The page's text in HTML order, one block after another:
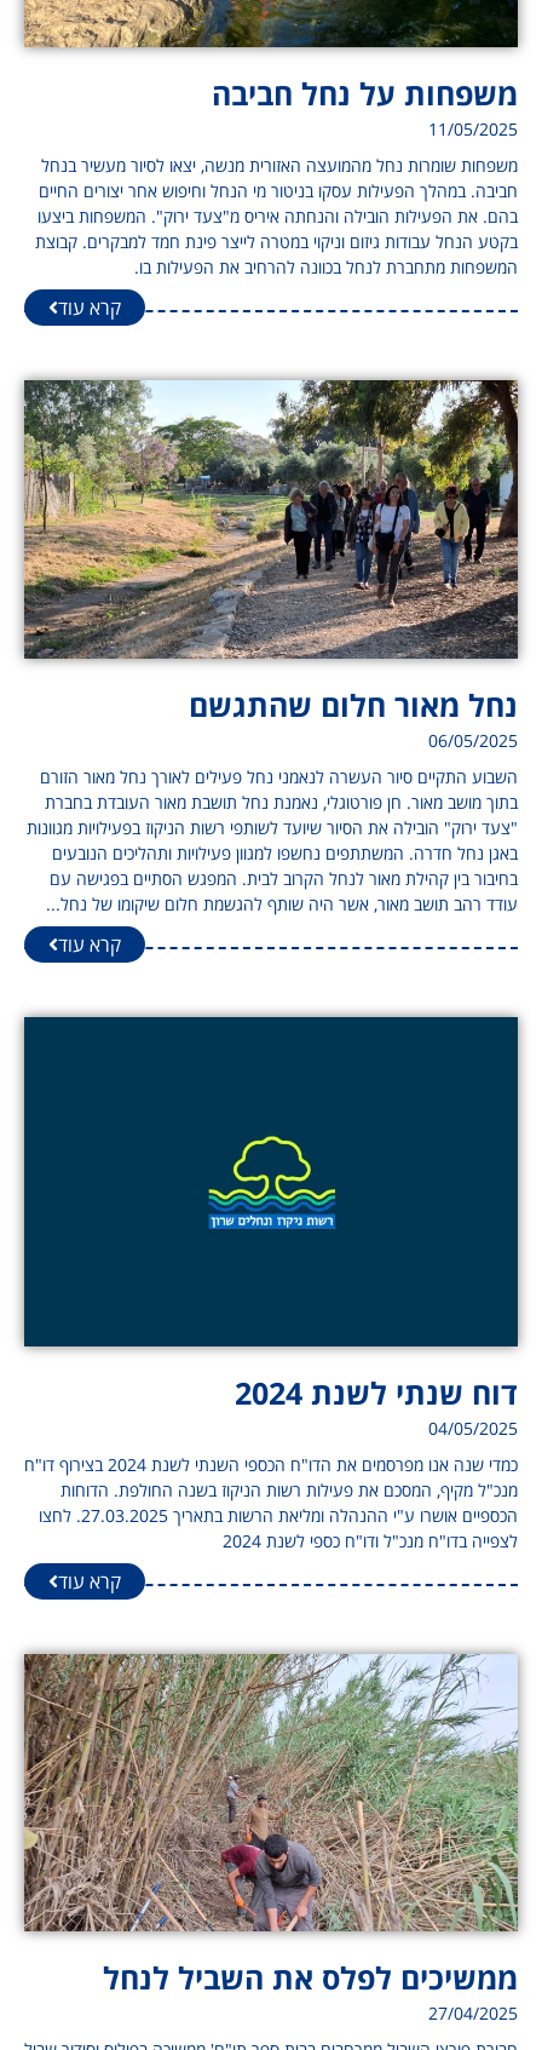
משפחות על נחל חביבה
11/05/2025
משפחות שומרות נחל מהמועצה האזורית מנשה, יצאו לסיור מעשיר בנחל
חביבה. במהלך הפעילות עסקו בניטור מי הנחל וחיפוש אחר יצורים החיים
בהם. את הפעילות הובילה והנחתה איריס מ"צעד ירוק". המשפחות ביצעו
בקטע הנחל עבודות גיזום וניקוי במטרה לייצר פינת חמד למבקרים. קבוצת
המשפחות מתחברת לנחל בכוונה להרחיב את הפעילות בו.
קרא עוד
נחל מאור חלום שהתגשם
06/05/2025
השבוע התקיים סיור העשרה לנאמני נחל פעילים לאורך נחל מאור הזורם
בתוך מושב מאור. חן פורטוגלי, נאמנת נחל תושבת מאור העובדת בחברת
"צעד ירוק" הובילה את הסיור שיועד לשותפי רשות הניקוז בפעילויות מגוונות
באגן נחל חדרה. המשתתפים נחשפו למגוון פעילויות ותהליכים הנובעים
בחיבור בין קהילת מאור לנחל הקרוב לבית. המפגש הסתיים בפגישה עם
עודד רהב תושב מאור, אשר היה שותף להגשמת חלום שיקומו של נחל...
קרא עוד
דוח שנתי לשנת 2024
04/05/2025
כמדי שנה אנו מפרסמים את הדו"ח הכספי השנתי לשנת 2024 בצירוף דו"ח
מנכ"ל מקיף, המסכם את פעילות רשות הניקוז בשנה החולפת. הדוחות
הכספיים אושרו ע"י ההנהלה ומליאת הרשות בתאריך 27.03.2025. לחצו
לצפייה בדו"ח מנכ"ל ודו"ח כספי לשנת 2024
קרא עוד
ממשיכים לפלס את השביל לנחל
27/04/2025